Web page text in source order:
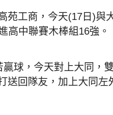
苑工商，今天(17日)與
高中聯賽木棒組16強。
球，今天對上大同，
送回隊友，加上大同